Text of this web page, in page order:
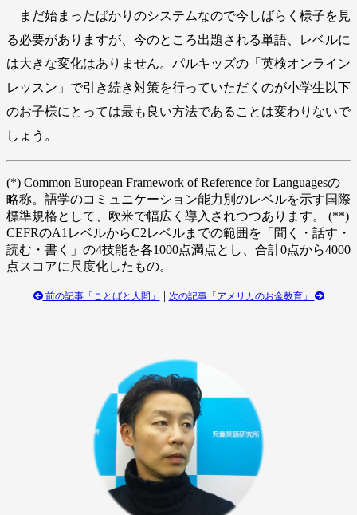
まだ始まったばかりのシステムなので今しばらく様子を見
る必要がありますが、今のところ出題される単語、レベルに
は大きな変化はありません。パルキッズの「英検オンライン
レッスン」で引き続き対策を行っていただくのが小学生以下
のお子様にとっては最も良い方法であることは変わりないで
しょう。
(*) Common European Framework of Reference for Languagesの
略称。語学のコミュニケーション能力別のレベルを示す国際
標準規格として、欧米で幅広く導入されつつあります。 (**)
CEFRのA1レベルからC2レベルまでの範囲を「聞く・話す・
読む・書く」の4技能を各1000点満点とし、合計0点から4000
点スコアに尺度化したもの。
前の記事「ことばと人間」 | 次の記事「アメリカのお金教育」